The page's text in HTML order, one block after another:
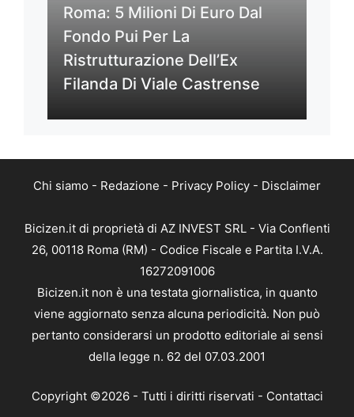
Roma: 5 Milioni Di Euro Dal
Fondo Pui Per La
Ristrutturazione Dell’Ex
Filanda Di Viale Castrense
Chi siamo - Redazione - Privacy Policy - Disclaimer
Bicizen.it di proprietà di AZ INVEST SRL - Via Conflenti
26, 00118 Roma (RM) - Codice Fiscale e Partita I.V.A.
16272091006
Bicizen.it non è una testata giornalistica, in quanto
viene aggiornato senza alcuna periodicità. Non può
pertanto considerarsi un prodotto editoriale ai sensi
della legge n. 62 del 07.03.2001
Copyright ©2026 - Tutti i diritti riservati - Contattaci